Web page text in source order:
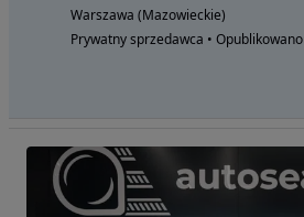
Warszawa (Mazowieckie)
Prywatny sprzedawca • Opublikowano